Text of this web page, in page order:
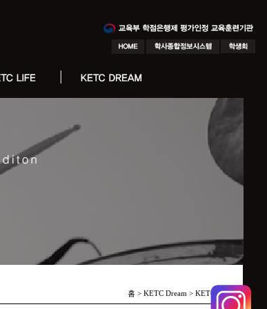
홈 > KETC Dream > KETC 피플